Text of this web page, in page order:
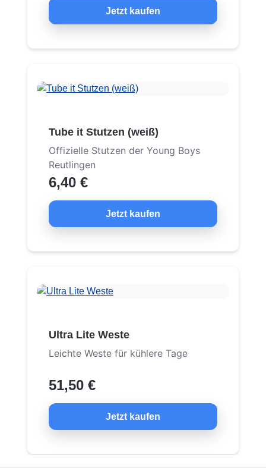
Jetzt kaufen
Tube it Stutzen (weiß)
Offizielle Stutzen der Young Boys
Reutlingen
6,40 €
Jetzt kaufen
Ultra Lite Weste
Leichte Weste für kühlere Tage
51,50 €
Jetzt kaufen